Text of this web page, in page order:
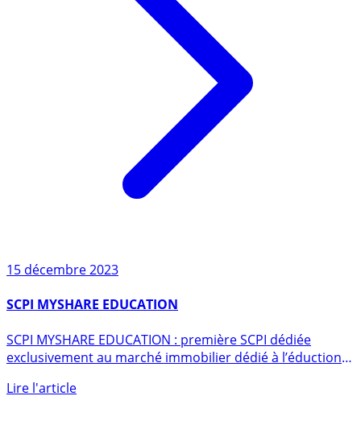
15 décembre 2023
SCPI MYSHARE EDUCATION
exclusivement au marché immobilier dédié à l’éduction